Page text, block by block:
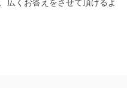
広くお答えをさせて頂けるよ